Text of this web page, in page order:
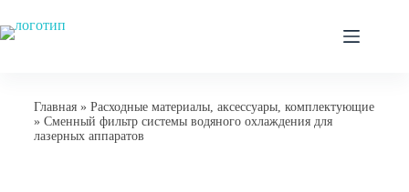
Главная » Расходные материалы, аксессуары, комплектующие
»Сменный фильтр системы водяного охлаждения для
лазерных аппаратов